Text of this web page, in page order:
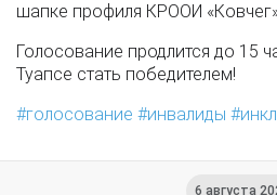
шапке профиля КРООИ
Голосование продлится до 15
Туапсе стать победителем!
голосование
инвалиды
6 августа